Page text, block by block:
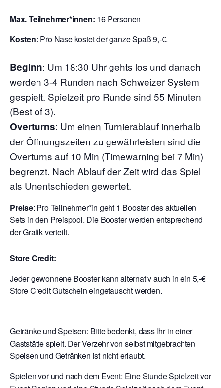
Max. Teilnehmer*innen: 16 Personen
Kosten: Pro Nase kostet der ganze Spaß 9,-€.
Beginn: Um 18:30 Uhr gehts los und danach
werden 3-4 Runden nach Schweizer System
gespielt. Spielzeit pro Runde sind 55 Minuten
(Best of 3).
Overturns: Um einen Turnierablauf innerhalb
der Öffnungszeiten zu gewährleisten sind die
Overturns auf 10 Min (Timewarning bei 7 Min)
begrenzt. Nach Ablauf der Zeit wird das Spiel
als Unentschieden gewertet.
Preise: Pro Teilnehmer*in geht 1 Booster des aktuellen
Sets in den Preispool. Die Booster werden entsprechend
der Grafik verteilt.
Store Credit:
Jeder gewonnene Booster kann alternativ auch in ein 5,-€
Store Credit Gutschein eingetauscht werden.
Getränke und Speisen: Bitte bedenkt, dass Ihr in einer
Gaststätte spielt. Der Verzehr von selbst mitgebrachten
Speisen und Getränken ist nicht erlaubt.
Spielen vor und nach dem Event: Eine Stunde Spielzeit vor